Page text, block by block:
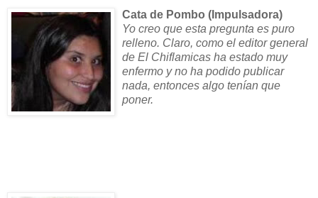
Cata de Pombo (Impulsadora)
Yo creo que esta pregunta es puro
relleno. Claro, como el editor general
de El Chiflamicas ha estado muy
enfermo y no ha podido publicar
nada, entonces algo tenían que
poner.